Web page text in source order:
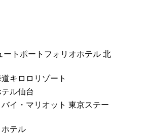
ートポートフォリオホテル 北
キロロリゾート
ル仙台
イ・マリオット 東京ステー
テル